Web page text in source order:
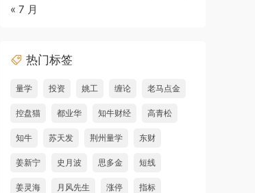
« 7 月
热门标签
量学 投资 姚工 缠论 老马点金
控盘猫 都业华 知牛财经 高青松
知牛 苏天发 荆州量学 东财
姜新宁 史月波 思多金 短线
姜灵海 月风先生 涨停 指标